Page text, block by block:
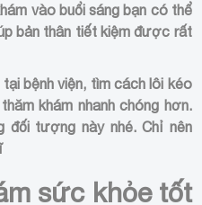
vào buổi sáng bạn có thể
bản thân tiết kiệm được rất
bệnh viện, tìm cách lôi kéo
khám nhanh chóng hơn.
đối tượng này nhé. Chỉ nên
sức khỏe tốt